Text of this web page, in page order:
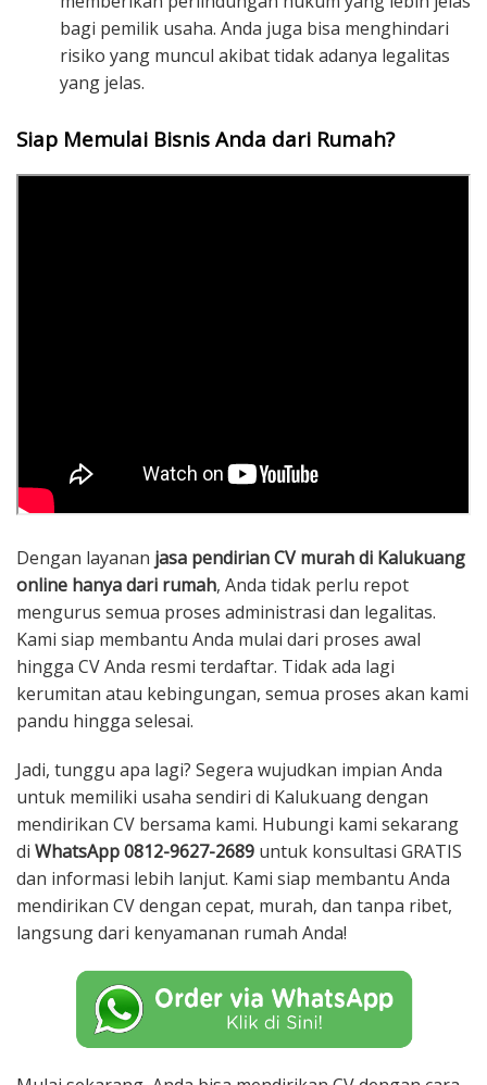
bagi pemilik usaha. Anda juga bisa menghindari
risiko yang muncul akibat tidak adanya legalitas
yang jelas.
Siap Memulai Bisnis Anda dari Rumah?
Dengan layanan jasa pendirian CV murah di Kalukuang
online hanya dari rumah, Anda tidak perlu repot
mengurus semua proses administrasi dan legalitas.
Kami siap membantu Anda mulai dari proses awal
hingga CV Anda resmi terdaftar. Tidak ada lagi
kerumitan atau kebingungan, semua proses akan kami
pandu hingga selesai.
Jadi, tunggu apa lagi? Segera wujudkan impian Anda
untuk memiliki usaha sendiri di Kalukuang dengan
mendirikan CV bersama kami. Hubungi kami sekarang
di WhatsApp 0812-9627-2689 untuk konsultasi GRATIS
dan informasi lebih lanjut. Kami siap membantu Anda
mendirikan CV dengan cepat, murah, dan tanpa ribet,
langsung dari kenyamanan rumah Anda!